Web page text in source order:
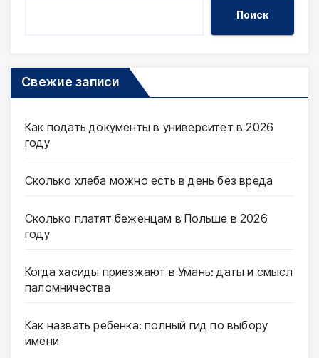
Поиск
Свежие записи
Как подать документы в университет в 2026
году
Сколько хлеба можно есть в день без вреда
Сколько платят беженцам в Польше в 2026
году
Когда хасиды приезжают в Умань: даты и смысл
паломничества
Как назвать ребенка: полный гид по выбору
имени